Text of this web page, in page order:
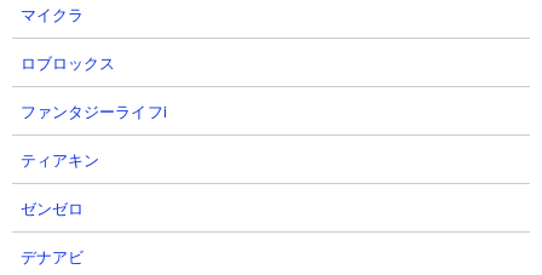
使徒強襲 警戒（レベル8～13） ラミエル攻略動画
集
マイクラ
ロブロックス
ファンタジーライフi
ティアキン
ゼンゼロ
デナアビ